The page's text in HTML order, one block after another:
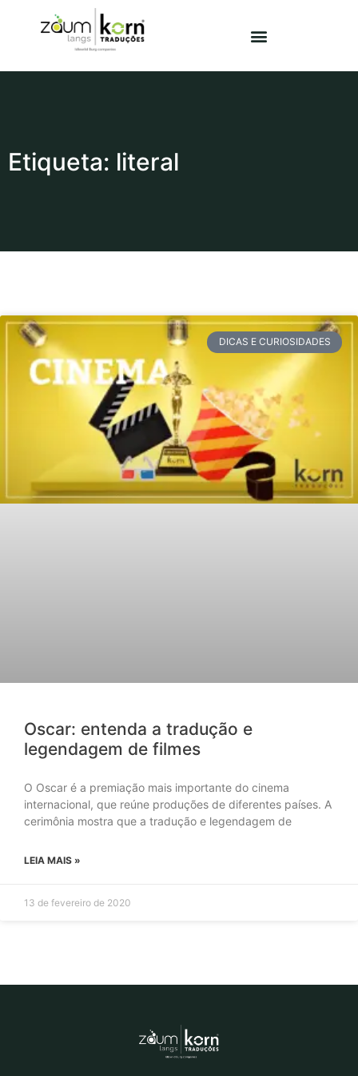
Etiqueta: literal
DICAS E CURIOSIDADES
Oscar: entenda a tradução e
legendagem de filmes
O Oscar é a premiação mais importante do cinema
internacional, que reúne produções de diferentes países. A
cerimônia mostra que a tradução e legendagem de
LEIA MAIS »
13 de fevereiro de 2020